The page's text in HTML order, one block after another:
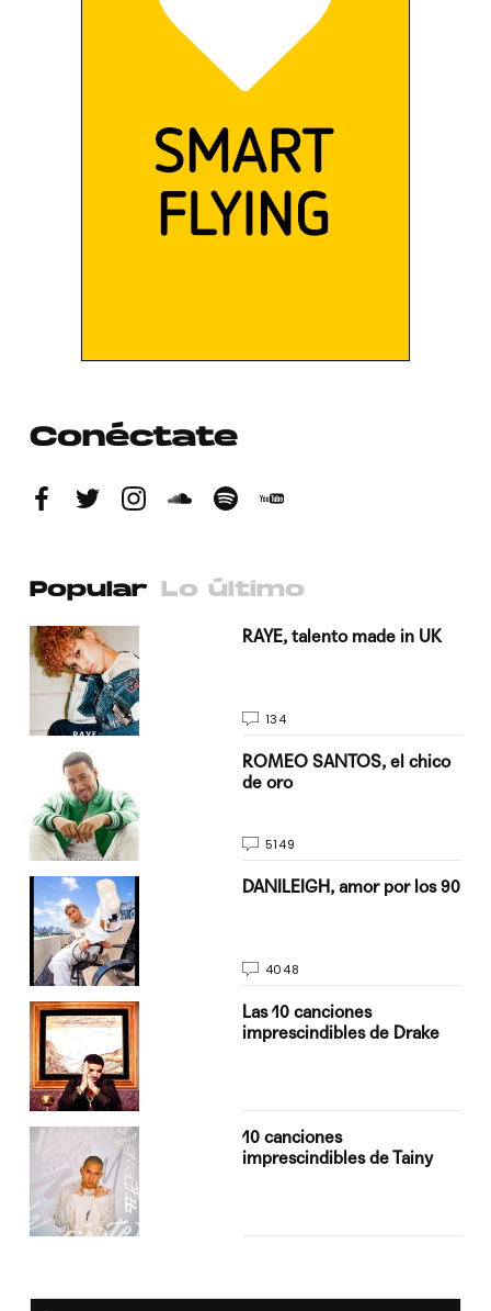
Conéctate
Popular Lo último
RAYE, talento made in UK
134
ROMEO SANTOS, el chico
de oro
5149
DANILEIGH, amor por los 90
4048
Las 10 canciones
imprescindibles de Drake
10 canciones
imprescindibles de Tainy